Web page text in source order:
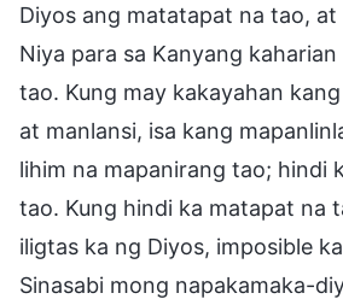
Diyos ang matatapat na tao,
Niya para sa Kanyang
tao. Kung may kakayahan
at manlansi, isa kang
lihim na mapanirang tao; hindi
tao. Kung hindi ka matapat na
iligtas ka ng Diyos, imposible
Sinasabi mong napakamaka-